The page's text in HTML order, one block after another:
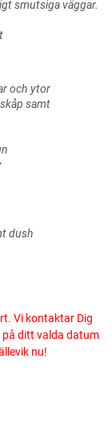
smutsiga väggar.
och ytor
samt
dush
Vi kontaktar Dig
ditt valda datum
nu!